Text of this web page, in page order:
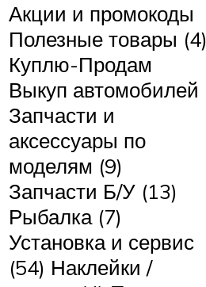
Акции и промокоды
Полезные товары (4)
Куплю-Продам
Выкуп автомобилей
Запчасти и
аксессуары по
моделям (9)
Запчасти Б/У (13)
Рыбалка (7)
Установка и сервис
(54) Наклейки /